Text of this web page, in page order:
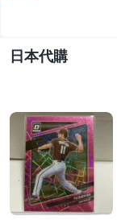
日本代購